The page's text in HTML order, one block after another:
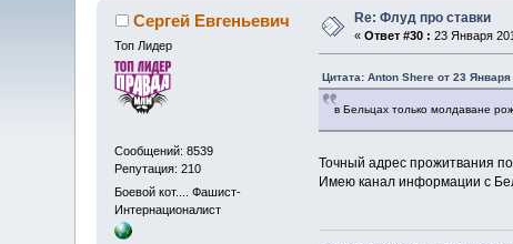
Сергей Евгеньевич
Топ Лидер
Сообщений: 8539
Репутация: 210
Боевой кот.... Фашист-
Интернационалист
Re: Флуд про ставки
«Ответ #30 : 23 Января
Цитата: Anton Shere от 23
в Бельцах только молдаване
Точный адрес прожитвания
Имею канал информации с